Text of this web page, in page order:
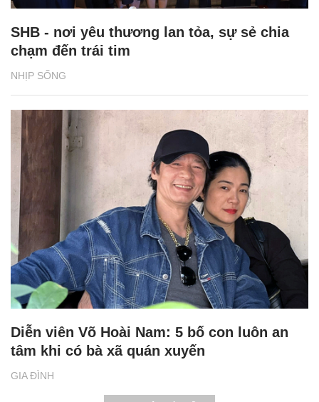
NHỊP SỐNG
SHB - nơi yêu thương lan tỏa, sự sẻ chia
chạm đến trái tim
GIA ĐÌNH
Diễn viên Võ Hoài Nam: 5 bố con luôn an
tâm khi có bà xã quán xuyến